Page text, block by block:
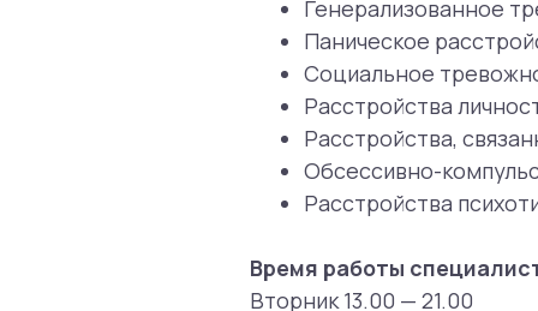
выписки рецептов).